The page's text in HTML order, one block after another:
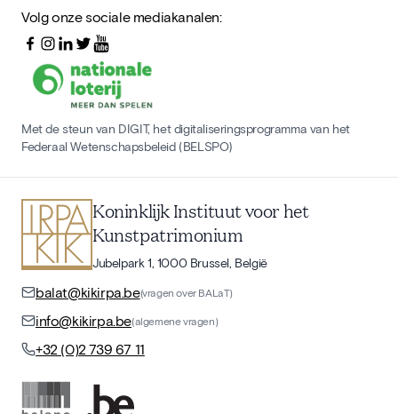
Volg onze sociale mediakanalen:
Met de steun van DIGIT, het digitaliseringsprogramma van het
Federaal Wetenschapsbeleid (BELSPO)
Koninklijk Instituut voor het
Kunstpatrimonium
Jubelpark 1, 1000 Brussel, België
balat@kikirpa.be(vragen over BALaT)
info@kikirpa.be(algemene vragen)
+32 (0)2 739 67 11